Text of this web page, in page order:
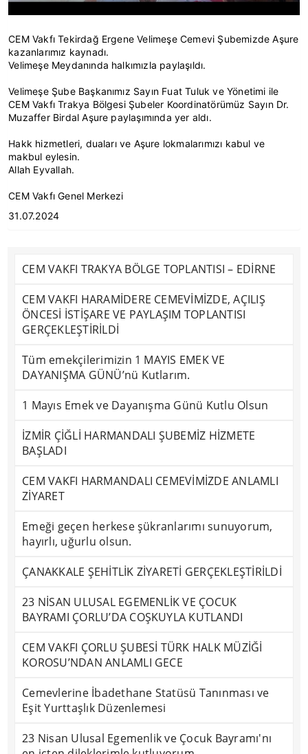
CEM Vakfı Tekirdağ Ergene Velimeşe Cemevi Şubemizde Aşure
kazanlarımız kaynadı.
Velimeşe Meydanında halkımızla paylaşıldı.
Velimeşe Şube Başkanımız Sayın Fuat Tuluk ve Yönetimi ile
CEM Vakfı Trakya Bölgesi Şubeler Koordinatörümüz Sayın Dr.
Muzaffer Birdal Aşure paylaşımında yer aldı.
Hakk hizmetleri, duaları ve Aşure lokmalarımızı kabul ve
makbul eylesin.
Allah Eyvallah.
CEM Vakfı Genel Merkezi
31.07.2024
CEM VAKFI TRAKYA BÖLGE TOPLANTISI – EDİRNE
CEM VAKFI HARAMİDERE CEMEVİMİZDE, AÇILIŞ
ÖNCESİ İSTİŞARE VE PAYLAŞIM TOPLANTISI
GERÇEKLEŞTİRİLDİ
Tüm emekçilerimizin 1 MAYIS EMEK VE
DAYANIŞMA GÜNÜ’nü Kutlarım.
1 Mayıs Emek ve Dayanışma Günü Kutlu Olsun
İZMİR ÇİĞLİ HARMANDALI ŞUBEMİZ HİZMETE
BAŞLADI
CEM VAKFI HARMANDALI CEMEVİMİZDE ANLAMLI
ZİYARET
Emeği geçen herkese şükranlarımı sunuyorum,
hayırlı, uğurlu olsun.
ÇANAKKALE ŞEHİTLİK ZİYARETİ GERÇEKLEŞTİRİLDİ
23 NİSAN ULUSAL EGEMENLİK VE ÇOCUK
BAYRAMI ÇORLU’DA COŞKUYLA KUTLANDI
CEM VAKFI ÇORLU ŞUBESİ TÜRK HALK MÜZİĞİ
KOROSU’NDAN ANLAMLI GECE
Cemevlerine İbadethane Statüsü Tanınması ve
Eşit Yurttaşlık Düzenlemesi
23 Nisan Ulusal Egemenlik ve Çocuk Bayramı'nı